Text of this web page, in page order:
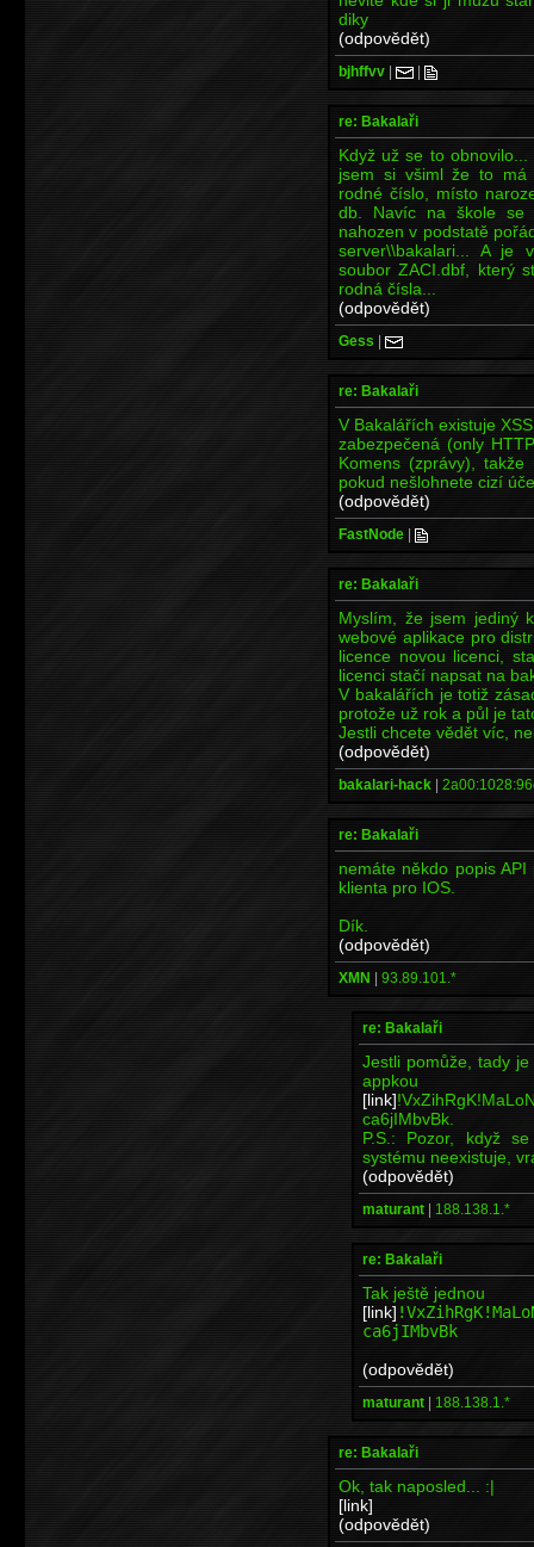
diky
(odpovědět)
bjhffvv | |
re: Bakalaři
Když už se to
jsem si všiml že to má
rodné číslo, místo
db. Navíc na škole se
nahozen v podstatě
server\\bakalari... A je
soubor ZACI.dbf, který
rodná čísla...
(odpovědět)
Gess |
re: Bakalaři
V Bakalářích existuje
zabezpečená (only
Komens (zprávy),
pokud nešlohnete cizí
(odpovědět)
FastNode |
re: Bakalaři
Myslím, že jsem jediný
webové aplikace pro
licence novou licenci,
licenci stačí napsat na
V bakalářích je totiž
protože už rok a půl je
Jestli chcete vědět víc,
(odpovědět)
bakalari-hack |
re: Bakalaři
nemáte někdo popis
klienta pro IOS.
Dík.
(odpovědět)
XMN | 93.89.101.*
re: Bakalaři
Jestli pomůže, tady
[link]
ca6jIMbvBk.
P.S.: Pozor, když
systému neexistuje,
(odpovědět)
maturant | 188.138.1.*
re: Bakalaři
Tak ještě jednou
[link]
ca6jIMbvBk
(odpovědět)
maturant | 188.138.1.*
re: Bakalaři
Ok, tak naposled... :|
[link]
(odpovědět)